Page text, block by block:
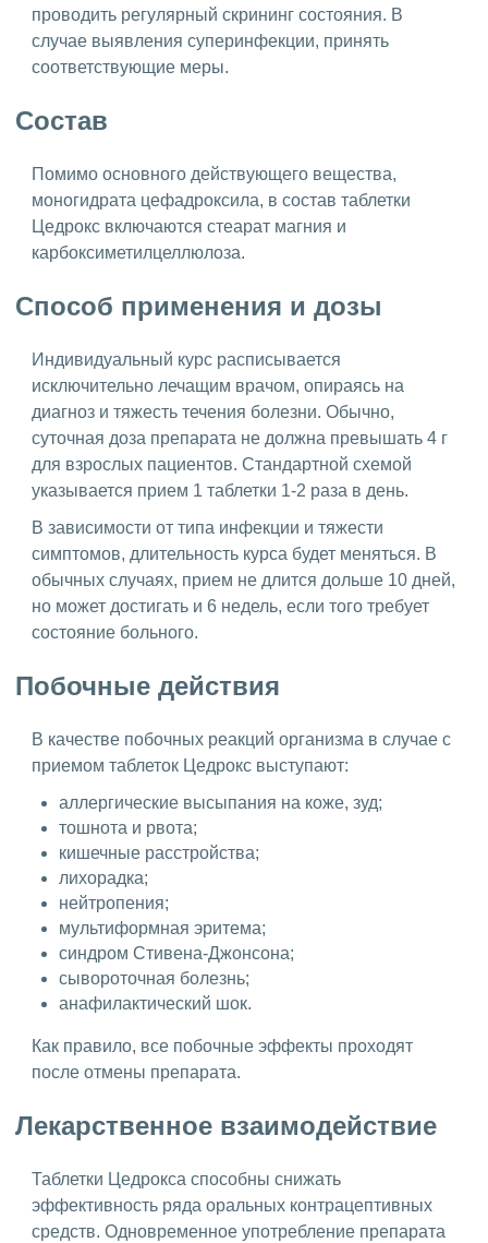
проводить регулярный скрининг состояния. В
случае выявления суперинфекции, принять
соответствующие меры.
Состав
Помимо основного действующего вещества,
моногидрата цефадроксила, в состав таблетки
Цедрокс включаются стеарат магния и
карбоксиметилцеллюлоза.
Способ применения и дозы
Индивидуальный курс расписывается
исключительно лечащим врачом, опираясь на
диагноз и тяжесть течения болезни. Обычно,
суточная доза препарата не должна превышать 4 г
для взрослых пациентов. Стандартной схемой
указывается прием 1 таблетки 1-2 раза в день.
В зависимости от типа инфекции и тяжести
симптомов, длительность курса будет меняться. В
обычных случаях, прием не длится дольше 10 дней,
но может достигать и 6 недель, если того требует
состояние больного.
Побочные действия
В качестве побочных реакций организма в случае с
приемом таблеток Цедрокс выступают:
аллергические высыпания на коже, зуд;
тошнота и рвота;
кишечные расстройства;
лихорадка;
нейтропения;
мультиформная эритема;
синдром Стивена-Джонсона;
сывороточная болезнь;
анафилактический шок.
Как правило, все побочные эффекты проходят
после отмены препарата.
Лекарственное взаимодействие
Таблетки Цедрокса способны снижать
эффективность ряда оральных контрацептивных
средств. Одновременное употребление препарата